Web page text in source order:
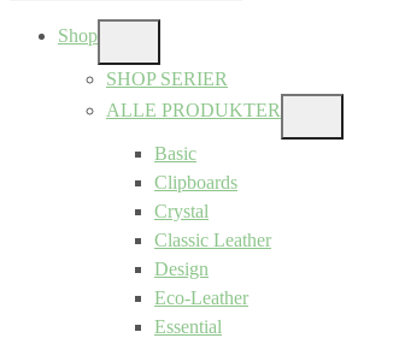
Shop
SUB
MENU
SHOP SERIER
ALLE PRODUKTER
SUB
Basic
Clipboards
Crystal
Classic Leather
Design
Eco-Leather
Essential